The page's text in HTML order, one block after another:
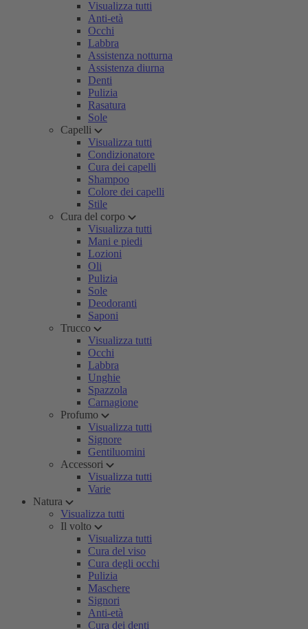
Visualizza tutti
Anti-età
Occhi
Labbra
Assistenza notturna
Assistenza diurna
Denti
Pulizia
Rasatura
Sole
Capelli
Visualizza tutti
Condizionatore
Cura dei capelli
Shampoo
Colore dei capelli
Stile
Cura del corpo
Visualizza tutti
Mani e piedi
Lozioni
Oli
Pulizia
Sole
Deodoranti
Saponi
Trucco
Visualizza tutti
Occhi
Labbra
Unghie
Spazzola
Carnagione
Profumo
Visualizza tutti
Signore
Gentiluomini
Accessori
Visualizza tutti
Varie
Natura
Visualizza tutti
Il volto
Visualizza tutti
Cura del viso
Cura degli occhi
Pulizia
Maschere
Signori
Anti-età
Cura dei denti